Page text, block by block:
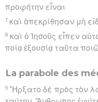
προφήτην εἶναι·
7 καὶ ἀπεκρίθησαν μὴ
8 καὶ ὁ Ἰησοῦς εἶπεν
ποίᾳ ἐξουσίᾳ ταῦτα
La parabole des
9 Ἤρξατο δὲ πρὸς τὸν